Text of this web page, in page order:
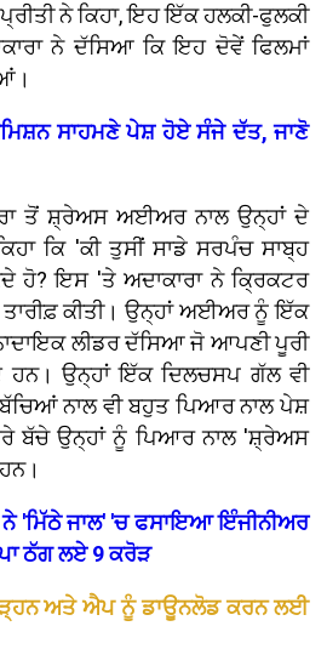
ਨੇ ਕਿਹਾ, ਇਹ ਇੱਕ ਹਲਕੀ-ਫੁਲਕੀ
ਨੇ ਦੱਸਿਆ ਕਿ ਇਹ ਦੋਵੇਂ ਫਿਲਮਾਂ
ਸਾਹਮਣੇ ਪੇਸ਼ ਹੋਏ ਸੰਜੇ ਦੱਤ, ਜਾਣੋ
ਤੋਂ ਸ਼੍ਰੇਅਸ ਅਈਅਰ ਨਾਲ ਉਨ੍ਹਾਂ ਦੇ
ਕਿ 'ਕੀ ਤੁਸੀਂ ਸਾਡੇ ਸਰਪੰਚ ਸਾਬ੍ਹ
ਹੋ? ਇਸ 'ਤੇ ਅਦਾਕਾਰਾ ਨੇ ਕ੍ਰਿਕਟਰ
ਕੀਤੀ। ਉਨ੍ਹਾਂ ਅਈਅਰ ਨੂੰ ਇੱਕ
ਲੀਡਰ ਦੱਸਿਆ ਜੋ ਆਪਣੀ ਪੂਰੀ
ਹਨ। ਉਨ੍ਹਾਂ ਇੱਕ ਦਿਲਚਸਪ ਗੱਲ ਵੀ
ਨਾਲ ਵੀ ਬਹੁਤ ਪਿਆਰ ਨਾਲ ਪੇਸ਼
ਉਨ੍ਹਾਂ ਨੂੰ ਪਿਆਰ ਨਾਲ 'ਸ਼੍ਰੇਅਸ
ਨੇ 'ਮਿੱਠੇ ਜਾਲ' 'ਚ ਫਸਾਇਆ ਇੰਜੀਨੀਅਰ
ਠੱਗ ਲਏ 9 ਕਰੋੜ
ਅਤੇ ਐਪ ਨੂੰ ਡਾਊਨਲੋਡ ਕਰਨ ਲਈ